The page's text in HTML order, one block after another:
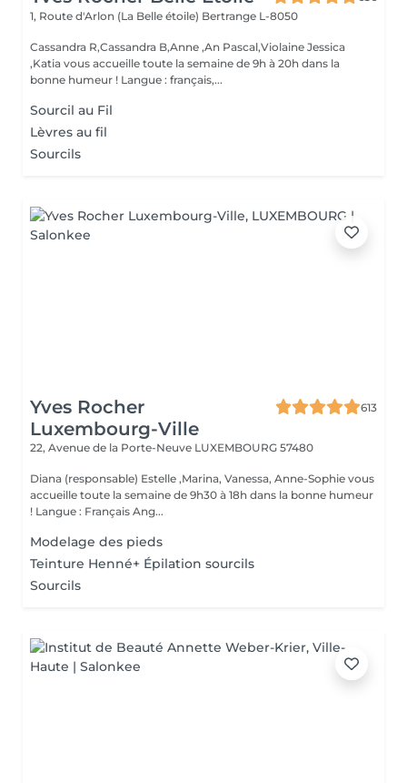
1, Route d'Arlon (La Belle étoile) Bertrange L-8050
Cassandra R,Cassandra B,Anne ,An Pascal,Violaine Jessica
,Katia vous accueille toute la semaine de 9h à 20h dans la
bonne humeur ! Langue : français,...
Sourcil au Fil
Lèvres au fil
Sourcils
Yves Rocher
Luxembourg-Ville
613
22, Avenue de la Porte-Neuve LUXEMBOURG 57480
Diana (responsable) Estelle ,Marina, Vanessa, Anne-Sophie vous
accueille toute la semaine de 9h30 à 18h dans la bonne humeur
! Langue : Français Ang...
Modelage des pieds
Teinture Henné+ Épilation sourcils
Sourcils